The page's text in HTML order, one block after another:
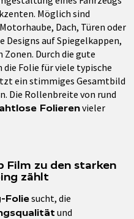
Möglich sind
Dach, Türen oder
auf Spiegelkappen,
Durch die gute
Folie für viele typische
ein stimmiges Gesamtbild
Die Rollenbreite von rund
Folierenvieler
Film zu den starken
zählt
Foliesucht, die
und